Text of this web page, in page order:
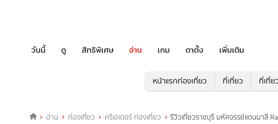
วันนี้ ดู สิทธิพิเศษ อ่าน เกม ตาตั้ง เพิ่มเติม
หน้าแรกท่องเที่ยว ที่เที่ยว ที่เที่ย
อ่าน ท่องเที่ยว ครีเอเตอร์ ท่องเที่ยว รีวิวเที่ยวราชบุรี มหัศจรรย์แดนมาลี